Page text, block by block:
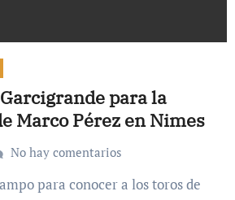
para la
Marco Pérez en Nimes
No hay comentarios